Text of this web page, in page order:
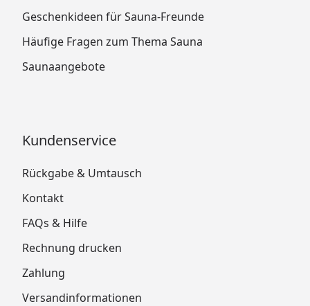
Geschenkideen für Sauna-Freunde
Häufige Fragen zum Thema Sauna
Saunaangebote
Kundenservice
Rückgabe & Umtausch
Kontakt
FAQs & Hilfe
Rechnung drucken
Zahlung
Versandinformationen